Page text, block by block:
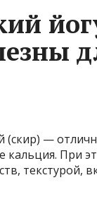
(скир) —
При
текстурой,